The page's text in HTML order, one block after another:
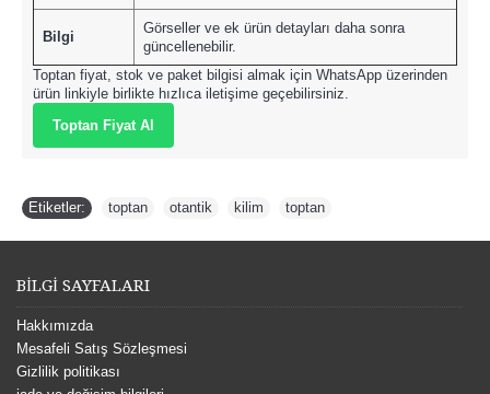
Bilgi
Görseller ve ek ürün detayları daha sonra
güncellenebilir.
Toptan fiyat, stok ve paket bilgisi almak için WhatsApp üzerinden
ürün linkiyle birlikte hızlıca iletişime geçebilirsiniz.
Toptan Fiyat Al
Etiketler: toptan otantik kilim toptan
BİLGİ SAYFALARI
Hakkımızda
Mesafeli Satış Sözleşmesi
Gizlilik politikası